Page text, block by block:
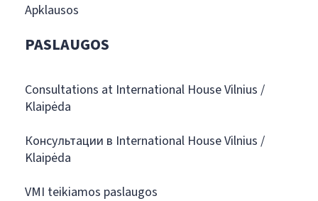
Apklausos
PASLAUGOS
Consultations at International House Vilnius /
Klaipėda
Консультации в International House Vilnius /
Klaipėda
VMI teikiamos paslaugos